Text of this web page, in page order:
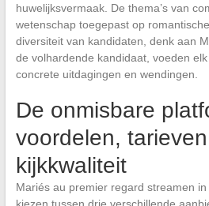
huwelijksvermaak. De thema’s van
wetenschap toegepast op
diversiteit van kandidaten, denk aan
de volhardende kandidaat, voeden
concrete uitdagingen en wendingen.
De onmisbare
voordelen,
kijkkwaliteit
Mariés au premier regard streamen